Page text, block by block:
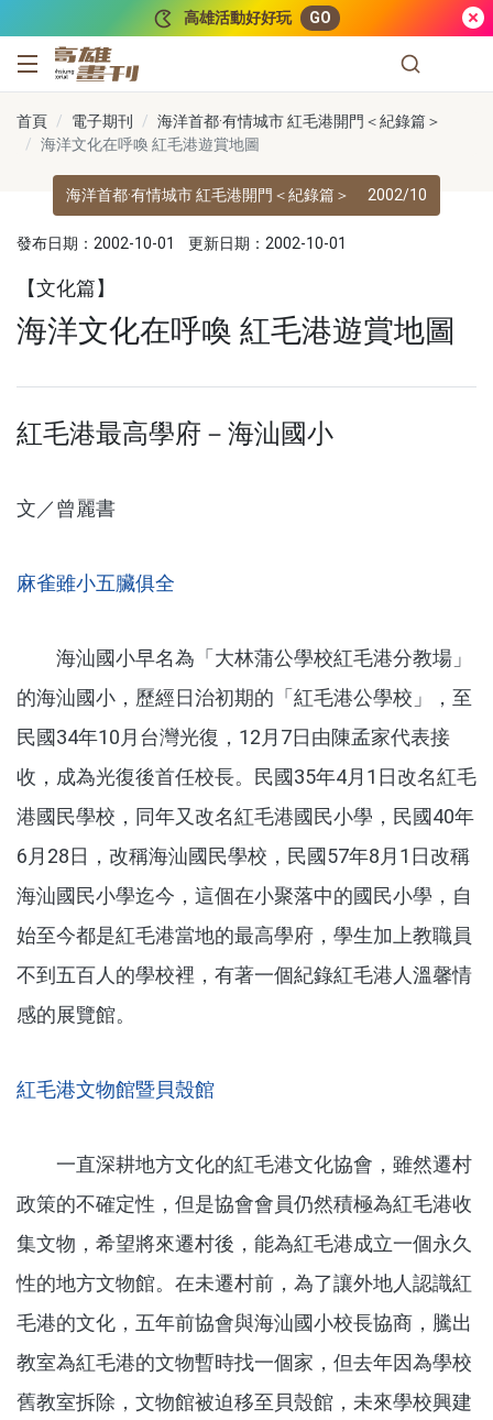
高雄活動好好玩 GO
高雄畫刊
首頁 電子期刊
海洋首都·有情城市 紅毛港開門＜紀錄篇＞
海洋文化在呼喚 紅毛港遊賞地圖
海洋首都·有情城市 紅毛港開門＜紀錄篇＞ 2002/10
發布日期：2002-10-01 更新日期：2002-10-01
【文化篇】
海洋文化在呼喚 紅毛港遊賞地圖
紅毛港最高學府－海汕國小
文／曾麗書
麻雀雖小五臟俱全
海汕國小早名為「大林蒲公學校紅毛港分教場」
的海汕國小，歷經日治初期的「紅毛港公學校」，至
民國34年10月台灣光復，12月7日由陳孟家代表接
收，成為光復後首任校長。民國35年4月1日改名紅毛
港國民學校，同年又改名紅毛港國民小學，民國40年
6月28日，改稱海汕國民學校，民國57年8月1日改稱
海汕國民小學迄今，這個在小聚落中的國民小學，自
始至今都是紅毛港當地的最高學府，學生加上教職員
不到五百人的學校裡，有著一個紀錄紅毛港人溫馨情
感的展覽館。
紅毛港文物館暨貝殼館
一直深耕地方文化的紅毛港文化協會，雖然遷村
政策的不確定性，但是協會會員仍然積極為紅毛港收
集文物，希望將來遷村後，能為紅毛港成立一個永久
性的地方文物館。在未遷村前，為了讓外地人認識紅
毛港的文化，五年前協會與海汕國小校長協商，騰出
教室為紅毛港的文物暫時找一個家，但去年因為學校
舊教室拆除，文物館被迫移至貝殼館，未來學校興建